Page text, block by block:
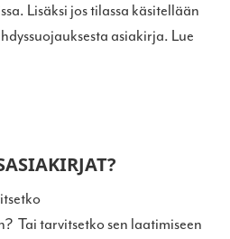
Lisäksi jos tilassa käsitellään
asiakirja. Lue
Tai tarvitsetko sen laatimiseen